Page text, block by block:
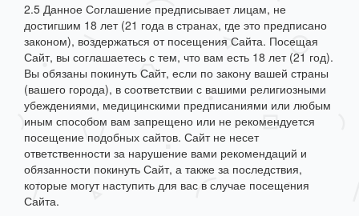
2.5 Данное Соглашение предписывает лицам, не
достигшим 18 лет (21 года в странах, где это предписано
законом), воздержаться от посещения Сайта. Посещая
Сайт, вы соглашаетесь с тем, что вам есть 18 лет (21 год).
Вы обязаны покинуть Сайт, если по закону вашей страны
(вашего города), в соответствии с вашими религиозными
убеждениями, медицинскими предписаниями или любым
иным способом вам запрещено или не рекомендуется
посещение подобных сайтов. Сайт не несет
ответственности за нарушение вами рекомендаций и
обязанности покинуть Сайт, а также за последствия,
которые могут наступить для вас в случае посещения
Сайта.